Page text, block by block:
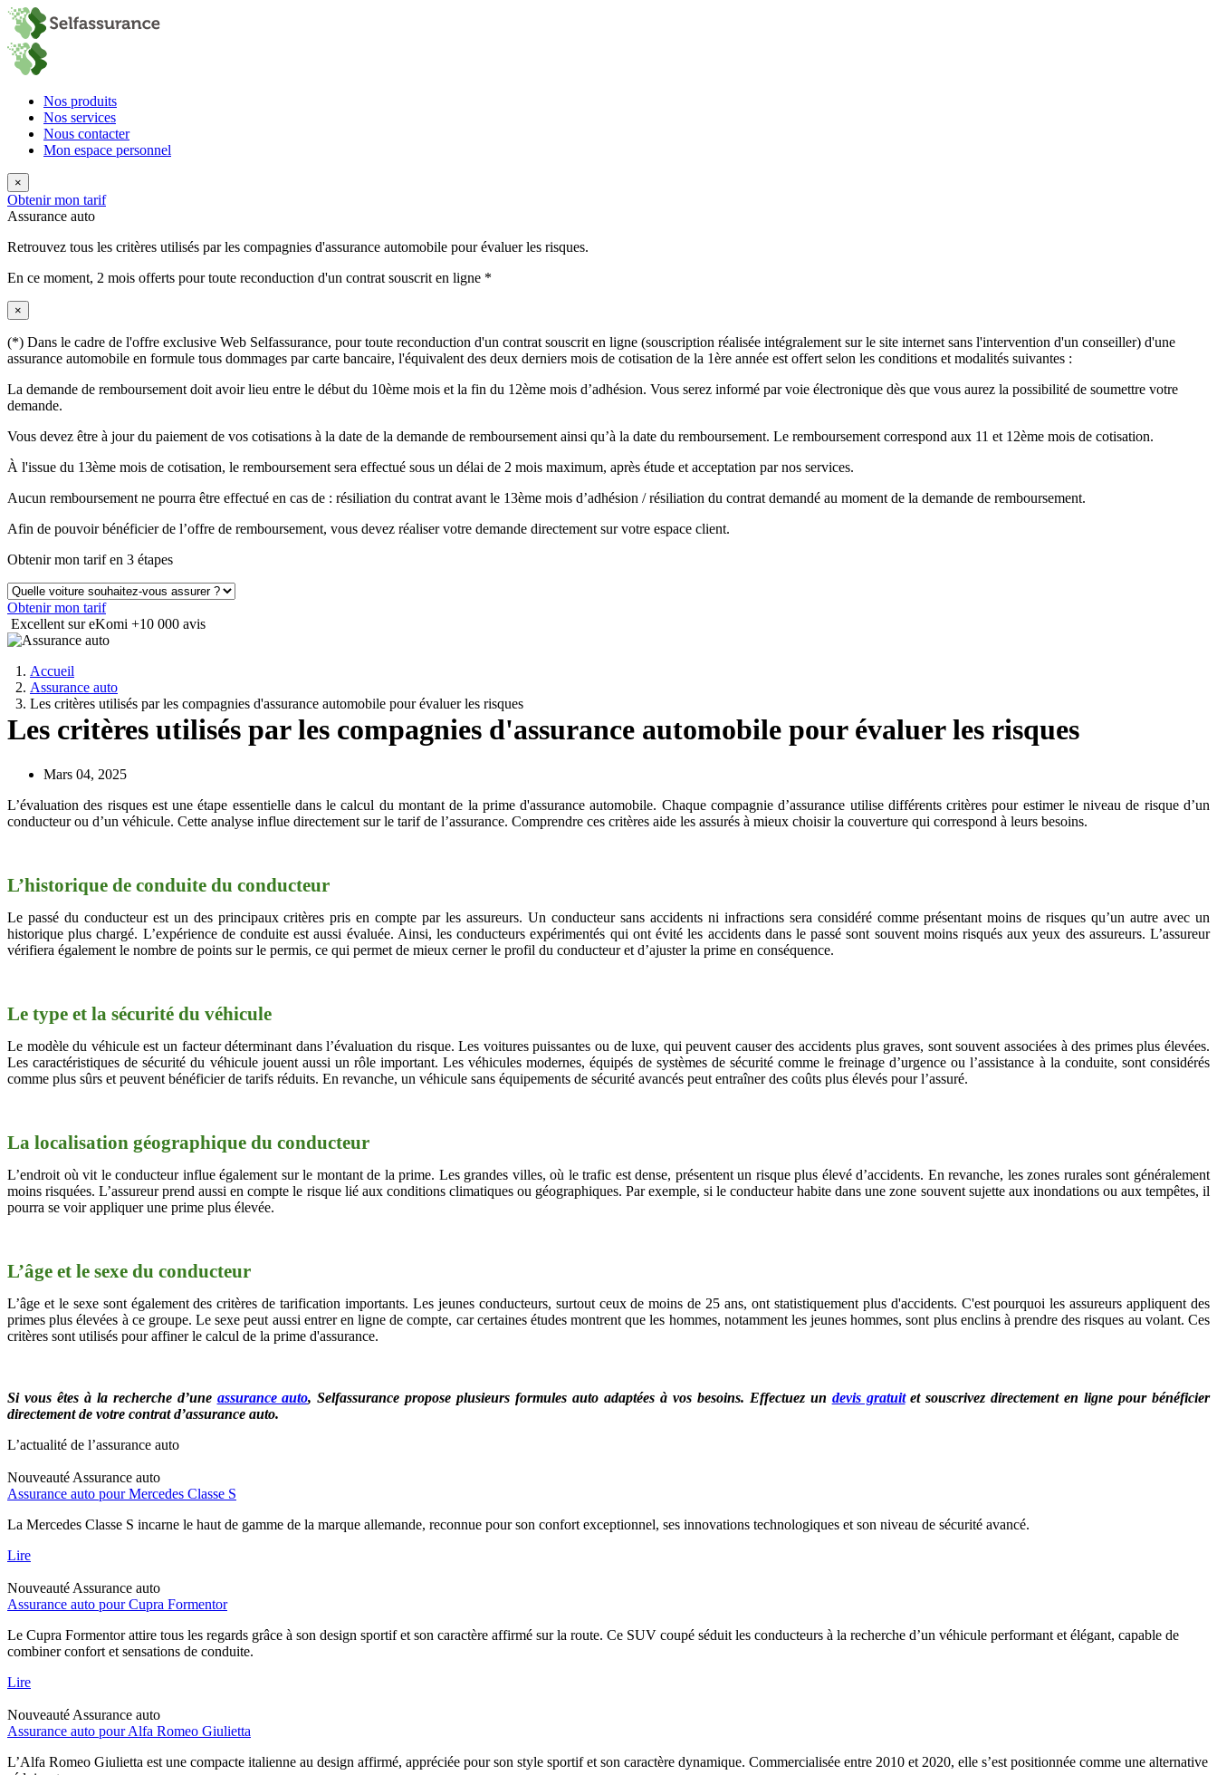
Nos produits
Nos services
Nous contacter
Mon espace personnel
×
Obtenir mon tarif
Assurance auto
Retrouvez tous les critères utilisés par les compagnies d'assurance automobile pour évaluer les risques.
En ce moment, 2 mois offerts pour toute reconduction d'un contrat souscrit en ligne *
×
(*) Dans le cadre de l'offre exclusive Web Selfassurance, pour toute reconduction d'un contrat souscrit en ligne (souscription réalisée intégralement sur le site internet sans l'intervention d'un conseiller) d'une
assurance automobile en formule tous dommages par carte bancaire, l'équivalent des deux derniers mois de cotisation de la 1ère année est offert selon les conditions et modalités suivantes :
La demande de remboursement doit avoir lieu entre le début du 10ème mois et la fin du 12ème mois d’adhésion. Vous serez informé par voie électronique dès que vous aurez la possibilité de soumettre votre
demande.
Vous devez être à jour du paiement de vos cotisations à la date de la demande de remboursement ainsi qu’à la date du remboursement. Le remboursement correspond aux 11 et 12ème mois de cotisation.
À l'issue du 13ème mois de cotisation, le remboursement sera effectué sous un délai de 2 mois maximum, après étude et acceptation par nos services.
Aucun remboursement ne pourra être effectué en cas de : résiliation du contrat avant le 13ème mois d’adhésion / résiliation du contrat demandé au moment de la demande de remboursement.
Afin de pouvoir bénéficier de l’offre de remboursement, vous devez réaliser votre demande directement sur votre espace client.
Obtenir mon tarif en 3 étapes
Obtenir mon tarif
Excellent sur eKomi +10 000 avis
Accueil
Assurance auto
Les critères utilisés par les compagnies d'assurance automobile pour évaluer les risques
Les critères utilisés par les compagnies d'assurance automobile pour évaluer les risques
Mars 04, 2025
L’évaluation des risques est une étape essentielle dans le calcul du montant de la prime d'assurance automobile. Chaque compagnie d’assurance utilise différents critères pour estimer le niveau de risque d’un
conducteur ou d’un véhicule. Cette analyse influe directement sur le tarif de l’assurance. Comprendre ces critères aide les assurés à mieux choisir la couverture qui correspond à leurs besoins.
L’historique de conduite du conducteur
Le passé du conducteur est un des principaux critères pris en compte par les assureurs. Un conducteur sans accidents ni infractions sera considéré comme présentant moins de risques qu’un autre avec un
historique plus chargé. L’expérience de conduite est aussi évaluée. Ainsi, les conducteurs expérimentés qui ont évité les accidents dans le passé sont souvent moins risqués aux yeux des assureurs. L’assureur
vérifiera également le nombre de points sur le permis, ce qui permet de mieux cerner le profil du conducteur et d’ajuster la prime en conséquence.
Le type et la sécurité du véhicule
Le modèle du véhicule est un facteur déterminant dans l’évaluation du risque. Les voitures puissantes ou de luxe, qui peuvent causer des accidents plus graves, sont souvent associées à des primes plus élevées.
Les caractéristiques de sécurité du véhicule jouent aussi un rôle important. Les véhicules modernes, équipés de systèmes de sécurité comme le freinage d’urgence ou l’assistance à la conduite, sont considérés
comme plus sûrs et peuvent bénéficier de tarifs réduits. En revanche, un véhicule sans équipements de sécurité avancés peut entraîner des coûts plus élevés pour l’assuré.
La localisation géographique du conducteur
L’endroit où vit le conducteur influe également sur le montant de la prime. Les grandes villes, où le trafic est dense, présentent un risque plus élevé d’accidents. En revanche, les zones rurales sont généralement
moins risquées. L’assureur prend aussi en compte le risque lié aux conditions climatiques ou géographiques. Par exemple, si le conducteur habite dans une zone souvent sujette aux inondations ou aux tempêtes, il
pourra se voir appliquer une prime plus élevée.
L’âge et le sexe du conducteur
L’âge et le sexe sont également des critères de tarification importants. Les jeunes conducteurs, surtout ceux de moins de 25 ans, ont statistiquement plus d'accidents. C'est pourquoi les assureurs appliquent des
primes plus élevées à ce groupe. Le sexe peut aussi entrer en ligne de compte, car certaines études montrent que les hommes, notamment les jeunes hommes, sont plus enclins à prendre des risques au volant. Ces
critères sont utilisés pour affiner le calcul de la prime d'assurance.
Si vous êtes à la recherche d’une assurance auto, Selfassurance propose plusieurs formules auto adaptées à vos besoins. Effectuez un devis gratuitet souscrivez directement en ligne pour bénéficier
directement de votre contrat d’assurance auto.
L’actualité de l’assurance auto
Nouveauté Assurance auto
Assurance auto pour Mercedes Classe S
La Mercedes Classe S incarne le haut de gamme de la marque allemande, reconnue pour son confort exceptionnel, ses innovations technologiques et son niveau de sécurité avancé.
Lire
Nouveauté Assurance auto
Assurance auto pour Cupra Formentor
Le Cupra Formentor attire tous les regards grâce à son design sportif et son caractère affirmé sur la route. Ce SUV coupé séduit les conducteurs à la recherche d’un véhicule performant et élégant, capable de
combiner confort et sensations de conduite.
Lire
Nouveauté Assurance auto
Assurance auto pour Alfa Romeo Giulietta
L’Alfa Romeo Giulietta est une compacte italienne au design affirmé, appréciée pour son style sportif et son caractère dynamique. Commercialisée entre 2010 et 2020, elle s’est positionnée comme une alternative